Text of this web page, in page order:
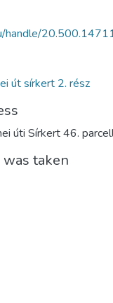
handle/
út sírkert 2. rész
úti Sírkert 46.
taken